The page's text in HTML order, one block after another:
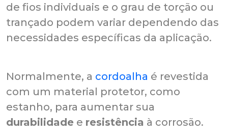
de fios individuais e o grau de torção ou
trançado podem variar dependendo das
necessidades específicas da aplicação.
Normalmente, a cordoalha é revestida
com um material protetor, como
estanho, para aumentar sua
durabilidade e resistência à corrosão.